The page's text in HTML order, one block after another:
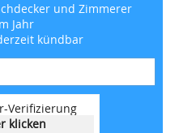
und Zimmerer
Jahr
kündbar
Verifizierung
klicken